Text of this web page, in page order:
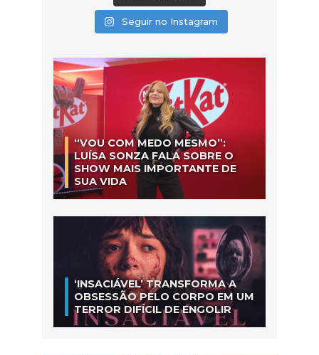
Seguir no Instagram
“VOU COM MEDO MESMO”:
LUÍSA SONZA FALA SOBRE O
SHOW MAIS IMPORTANTE DE
SUA VIDA
‘INSACIÁVEL’ TRANSFORMA A
OBSESSÃO PELO CORPO EM UM
TERROR DIFÍCIL DE ENGOLIR